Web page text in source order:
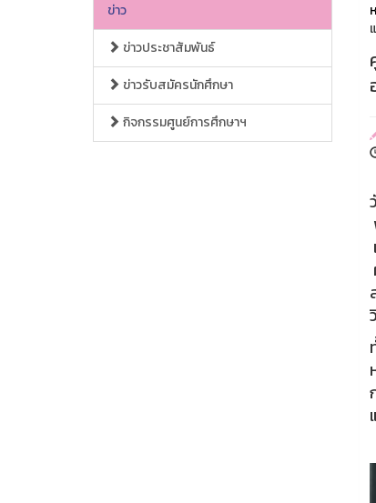
ข่าว
ข่าวประชาสัมพันธ์
ข่าวรับสมัครนักศึกษา
กิจกรรมศูนย์การศึกษาฯ